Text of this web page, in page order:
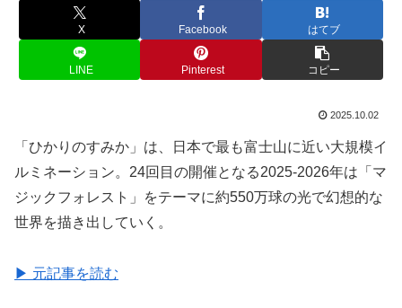
X Facebook はてブ
LINE Pinterest コピー
2025.10.02
「ひかりのすみか」は、日本で最も富士山に近い大規模イ
ルミネーション。24回目の開催となる2025-2026年は「マ
ジックフォレスト」をテーマに約550万球の光で幻想的な
世界を描き出していく。
▶ 元記事を読む